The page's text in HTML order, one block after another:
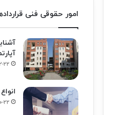
امور حقوقی فنی